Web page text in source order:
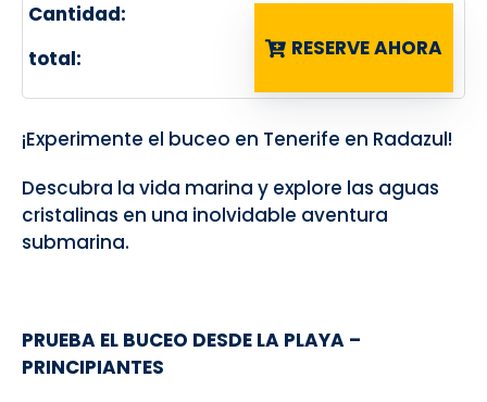
Cantidad:
total:
RESERVE AHORA
¡Experimente el buceo en Tenerife en Radazul!
Descubra la vida marina y explore las aguas
cristalinas en una inolvidable aventura
submarina.
PRUEBA EL BUCEO DESDE LA PLAYA –
PRINCIPIANTES